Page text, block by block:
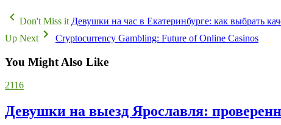
Don't Miss it Девушки на час в Екатеринбурге: как выбрать
Up Next
Cryptocurrency Gambling: Future of Online Casinos
You Might Also Like
2116
Девушки на выезд Ярославля: